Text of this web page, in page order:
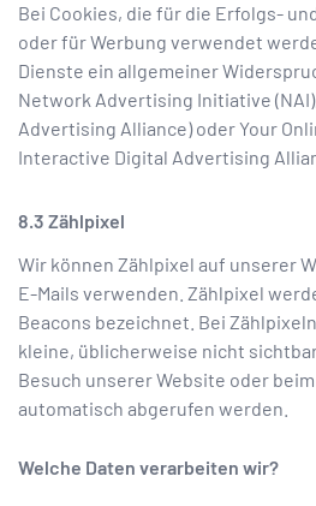
Bei Cookies, die für die Erfolgs-
oder für Werbung verwendet
Dienste ein allgemeiner
Network Advertising Initiative
Advertising Alliance) oder Your
Interactive Digital Advertising
Zählpixel
Wir können Zählpixel auf unserer
E-Mails verwenden. Zählpixel
Beacons bezeichnet. Bei
kleine, üblicherweise nicht
Besuch unserer Website oder
automatisch abgerufen werden.
Welche Daten verarbeiten wir?